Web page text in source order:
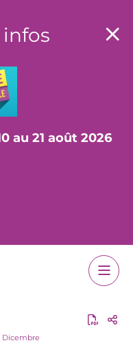
infos
au 21 août 2026
Dicembre